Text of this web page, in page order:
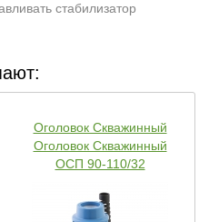
стабилизатор
Оголовок Скважинный
Оголовок Скважинный
ОСП 90-110/32